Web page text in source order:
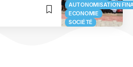
AUTONOMISATION
ECONOMIE
SOCIÉTÉ